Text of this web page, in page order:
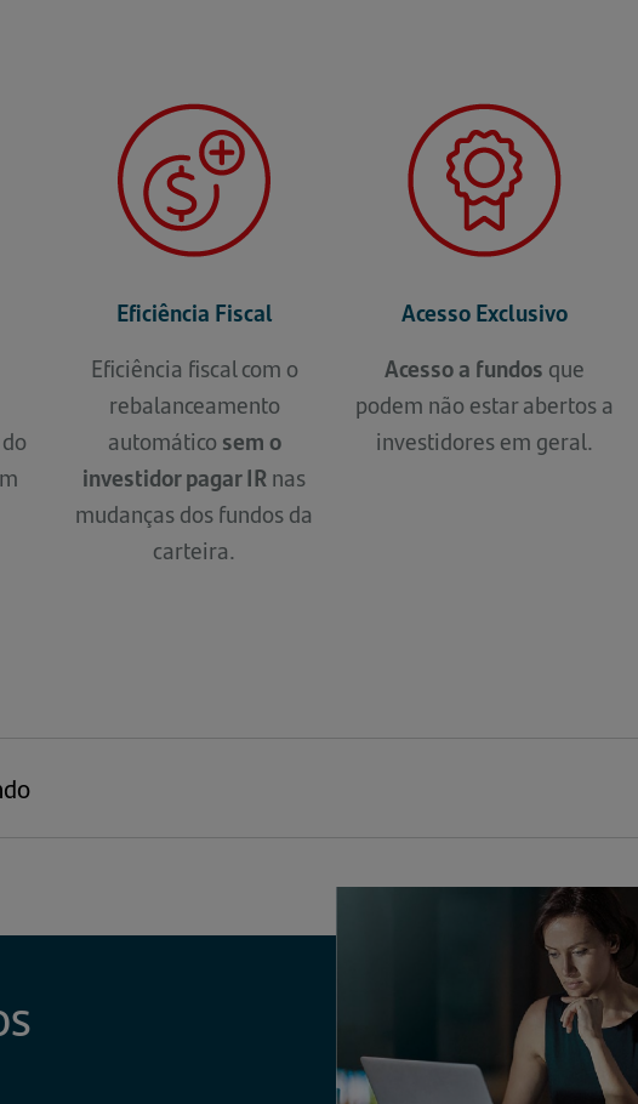
do
Eficiência Fiscal
Eficiência fiscal com o
rebalanceamento
automático sem o
investidor pagar IRnas
mudanças dos fundos da
carteira.
Acesso Exclusivo
Acesso a fundos que
podem não estar abertos a
investidores em geral.